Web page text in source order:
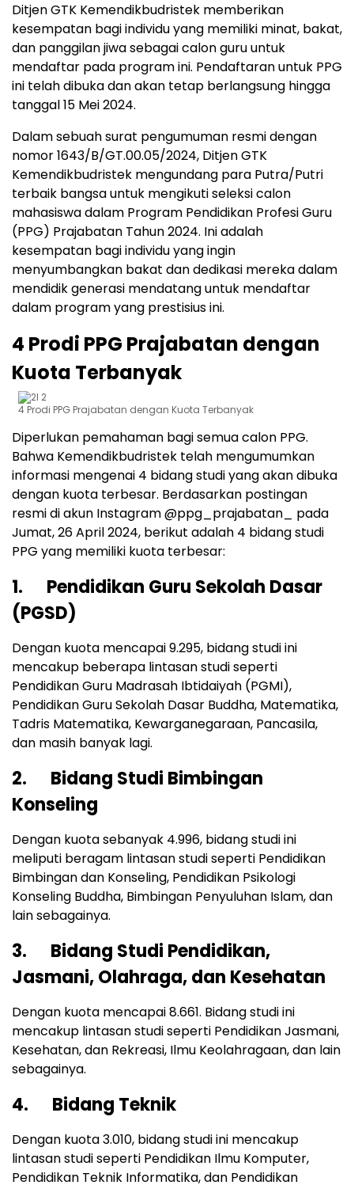
Ditjen GTK Kemendikbudristek memberikan
kesempatan bagi individu yang memiliki minat, bakat,
dan panggilan jiwa sebagai calon guru untuk
mendaftar pada program ini. Pendaftaran untuk PPG
ini telah dibuka dan akan tetap berlangsung hingga
tanggal 15 Mei 2024.
Dalam sebuah surat pengumuman resmi dengan
nomor 1643/B/GT.00.05/2024, Ditjen GTK
Kemendikbudristek mengundang para Putra/Putri
terbaik bangsa untuk mengikuti seleksi calon
mahasiswa dalam Program Pendidikan Profesi Guru
(PPG) Prajabatan Tahun 2024. Ini adalah
kesempatan bagi individu yang ingin
menyumbangkan bakat dan dedikasi mereka dalam
mendidik generasi mendatang untuk mendaftar
dalam program yang prestisius ini.
4 Prodi PPG Prajabatan dengan
Kuota Terbanyak
4 Prodi PPG Prajabatan dengan Kuota Terbanyak
Diperlukan pemahaman bagi semua calon PPG.
Bahwa Kemendikbudristek telah mengumumkan
informasi mengenai 4 bidang studi yang akan dibuka
dengan kuota terbesar. Berdasarkan postingan
resmi di akun Instagram @ppg_prajabatan_ pada
Jumat, 26 April 2024, berikut adalah 4 bidang studi
PPG yang memiliki kuota terbesar:
1. Pendidikan Guru Sekolah Dasar
(PGSD)
Dengan kuota mencapai 9.295, bidang studi ini
mencakup beberapa lintasan studi seperti
Pendidikan Guru Madrasah Ibtidaiyah (PGMI),
Pendidikan Guru Sekolah Dasar Buddha, Matematika,
Tadris Matematika, Kewarganegaraan, Pancasila,
dan masih banyak lagi.
2. Bidang Studi Bimbingan
Konseling
Dengan kuota sebanyak 4.996, bidang studi ini
meliputi beragam lintasan studi seperti Pendidikan
Bimbingan dan Konseling, Pendidikan Psikologi
Konseling Buddha, Bimbingan Penyuluhan Islam, dan
lain sebagainya.
3. Bidang Studi Pendidikan,
Jasmani, Olahraga, dan Kesehatan
Dengan kuota mencapai 8.661. Bidang studi ini
mencakup lintasan studi seperti Pendidikan Jasmani,
Kesehatan, dan Rekreasi, Ilmu Keolahragaan, dan lain
sebagainya.
4. Bidang Teknik
Dengan kuota 3.010, bidang studi ini mencakup
lintasan studi seperti Pendidikan Ilmu Komputer,
Pendidikan Teknik Informatika, dan Pendidikan